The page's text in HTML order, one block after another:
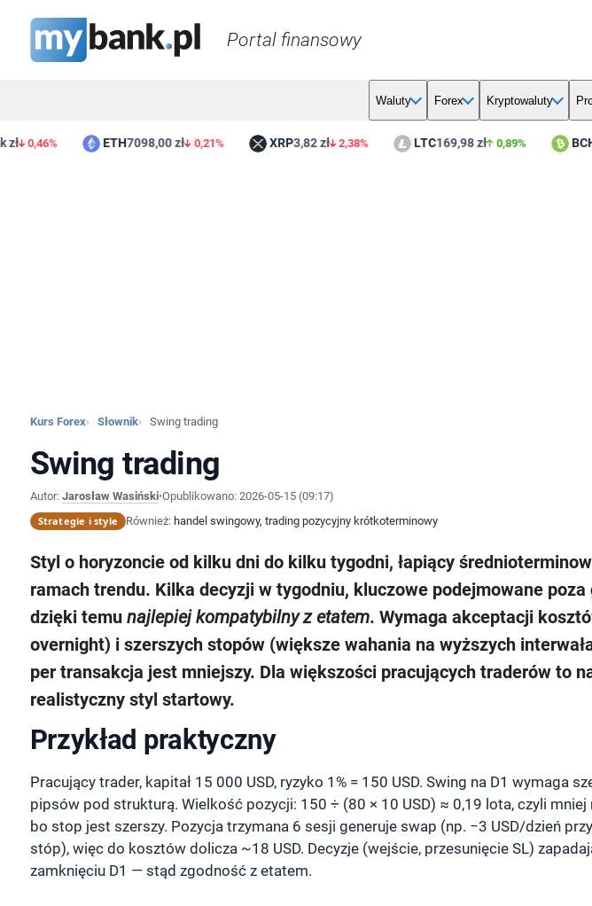
Portal finansowy
Waluty Forex Kryptowaluty
0,46% ETH7098,00 zł 0,21% XRP3,82 zł 2,38% LTC 169,98 zł 0,89% BCH
Kurs Forex Słownik Swing trading
Swing trading
Autor: Jarosław Wasiński•Opublikowano: 2026-05-15 (09:17)
Strategie i style
Również: handel swingowy, trading pozycyjny krótkoterminowy
Styl o horyzoncie od kilku dni do kilku tygodni, łapiący
ramach trendu. Kilka decyzji w tygodniu, kluczowe podejmowane
dzięki temu najlepiej kompatybilny z etatem. Wymaga akceptacji
overnight) i szerszych stopów (większe wahania na wyższych
per transakcja jest mniejszy. Dla większości pracujących traderów to
realistyczny styl startowy.
Przykład praktyczny
Pracujący trader, kapitał 15 000 USD, ryzyko 1% = 150 USD. Swing na D1 wymaga
pipsów pod strukturą. Wielkość pozycji: 150 ÷ (80 × 10 USD) ≈ 0,19 lota, czyli mniej
bo stop jest szerszy. Pozycja trzymana 6 sesji generuje swap (np. −3 USD/dzień
stóp), więc do kosztów dolicza ~18 USD. Decyzje (wejście, przesunięcie SL)
zamknięciu D1 — stąd zgodność z etatem.